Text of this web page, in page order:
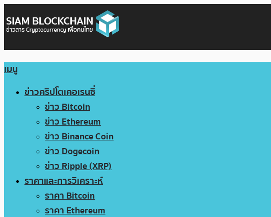
เมนู
ข่าวคริปโตเคอเรนซี่
ข่าว Bitcoin
ข่าว Ethereum
ข่าว Binance Coin
ข่าว Dogecoin
ข่าว Ripple (XRP)
ราคาและการวิเคราะห์
ราคา Bitcoin
ราคา Ethereum